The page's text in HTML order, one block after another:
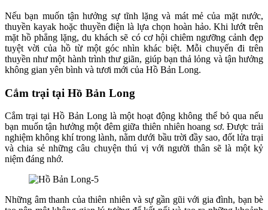
Nếu bạn muốn tận hưởng sự tĩnh lặng và mát mẻ của mặt nước,
thuyền kayak hoặc thuyền điện là lựa chọn hoàn hảo. Khi lướt trên
mặt hồ phẳng lặng, du khách sẽ có cơ hội chiêm ngưỡng cảnh đẹp
tuyệt vời của hồ từ một góc nhìn khác biệt. Mỗi chuyến đi trên
thuyền như một hành trình thư giãn, giúp bạn thả lỏng và tận hưởng
không gian yên bình và tươi mới của Hồ Bản Long.
Cắm trại tại Hồ Bản Long
Cắm trại tại Hồ Bản Long là một hoạt động không thể bỏ qua nếu
bạn muốn tận hưởng một đêm giữa thiên nhiên hoang sơ. Được trải
nghiệm không khí trong lành, nằm dưới bầu trời đầy sao, đốt lửa trại
và chia sẻ những câu chuyện thú vị với người thân sẽ là một kỷ
niệm đáng nhớ.
Những âm thanh của thiên nhiên và sự gần gũi với gia đình, bạn bè